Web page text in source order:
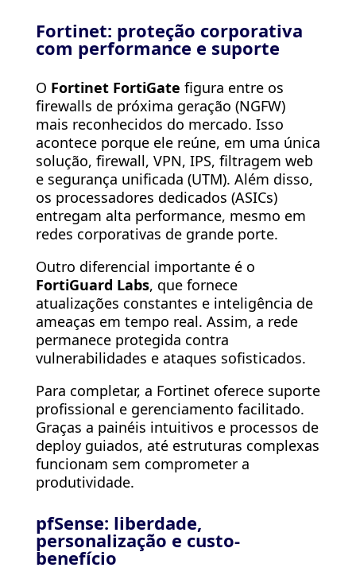
Fortinet: proteção corporativa
com performance e suporte
O Fortinet FortiGate figura entre os
firewalls de próxima geração (NGFW)
mais reconhecidos do mercado. Isso
acontece porque ele reúne, em uma única
solução, firewall, VPN, IPS, filtragem web
e segurança unificada (UTM). Além disso,
os processadores dedicados (ASICs)
entregam alta performance, mesmo em
redes corporativas de grande porte.
Outro diferencial importante é o
FortiGuard Labs, que fornece
atualizações constantes e inteligência de
ameaças em tempo real. Assim, a rede
permanece protegida contra
vulnerabilidades e ataques sofisticados.
Para completar, a Fortinet oferece suporte
profissional e gerenciamento facilitado.
Graças a painéis intuitivos e processos de
deploy guiados, até estruturas complexas
funcionam sem comprometer a
produtividade.
pfSense: liberdade,
personalização e custo-
benefício